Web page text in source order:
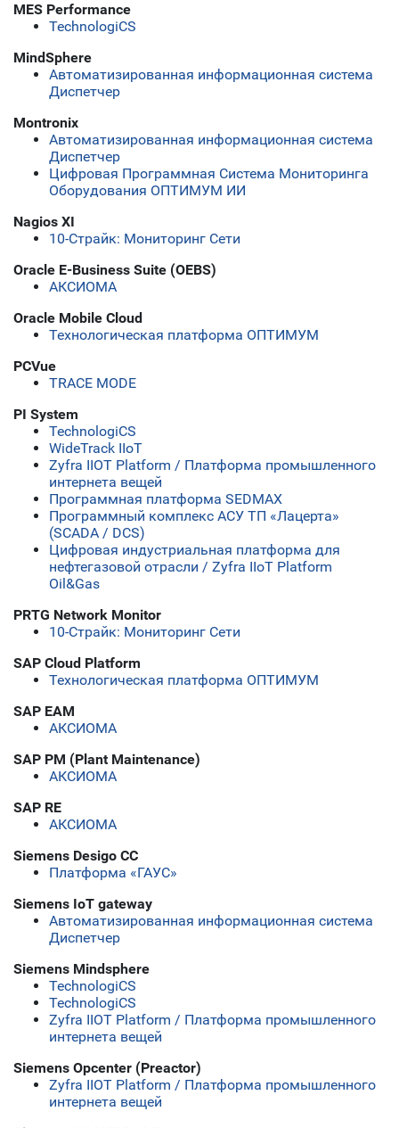
MES Performance
TechnologiCS
MindSphere
Автоматизированная информационная система
Диспетчер
Montronix
Автоматизированная информационная система
Диспетчер
Цифровая Программная Система Мониторинга
Оборудования ОПТИМУМ ИИ
Nagios XI
10-Страйк: Мониторинг Сети
Oracle E-Business Suite (OEBS)
АКСИОМА
Oracle Mobile Cloud
Технологическая платформа ОПТИМУМ
PCVue
TRACE MODE
PI System
TechnologiCS
WideTrack IIoT
Zyfra IIOT Platform / Платформа промышленного
интернета вещей
Программная платформа SEDMAX
Программный комплекс АСУ ТП «Лацерта»
(SCADA / DCS)
Цифровая индустриальная платформа для
нефтегазовой отрасли / Zyfra IIoT Platform
Oil&Gas
PRTG Network Monitor
10-Страйк: Мониторинг Сети
SAP Cloud Platform
Технологическая платформа ОПТИМУМ
SAP EAM
АКСИОМА
SAP PM (Plant Maintenance)
АКСИОМА
SAP RE
АКСИОМА
Siemens Desigo CC
Платформа «ГАУС»
Siemens IoT gateway
Автоматизированная информационная система
Диспетчер
Siemens Mindsphere
TechnologiCS
TechnologiCS
Zyfra IIOT Platform / Платформа промышленного
интернета вещей
Siemens Opcenter (Preactor)
Zyfra IIOT Platform / Платформа промышленного
интернета вещей